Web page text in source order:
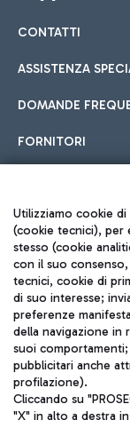
Cucina
Fast Food
Hotel in
Scegli l'alloggio
all'aeroporto.
Car sharing
Con il Car Sharing
Treno
Raggiungi
tramite i servizi
CONTATTI
ASSISTENZA
DOMANDE
FORNITORI
Seguici sui
Utilizziamo cookie
(cookie tecnici), per
stesso (cookie
con il suo
tecnici, cookie di
di suo interesse;
preferenze
della navigazione in
suoi
pubblicitari anche
profilazione).
Cliccando su
"X" in alto a destra